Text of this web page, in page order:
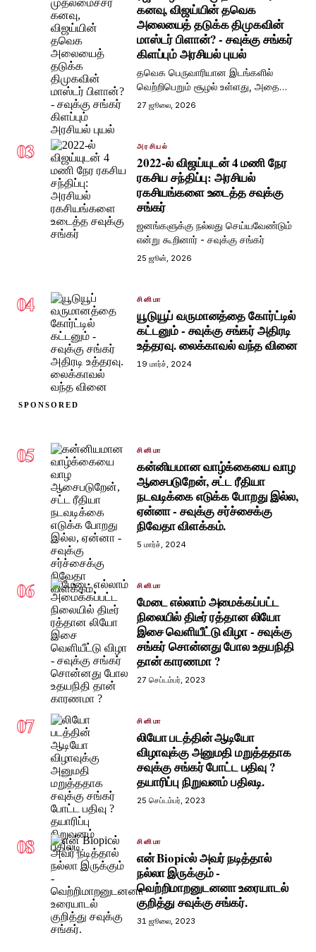
கனவு, விஜய்யின் தவெக
அலையைத் தடுக்க திமுகவின்
மாஸ்டர் பிளான்? - சவுக்கு சங்கர்
கிளப்பும் அரசியல் புயல்
தவெக பெருவாரியான இடங்களில்
வெற்றிபெறும் சூழல் உள்ளது, அதை
கலைக்க திமுக செய்யும் முயற்சிதான்
27 ஜூலை, 2026
03 அரசியல்
2022-ல் விஜய்யுடன் 4 மணி நேர
ரகசிய சந்திப்பு: அரசியல்
ரகசியங்களை உடைத்த சவுக்கு
சங்கர்
ஜனங்களுக்கு நல்லது செய்யவேண்டும்
என்று கூறினார் - சவுக்கு சங்கர்
25 ஜூன், 2026
04 சினிமா
யூடுயூப் வருமானத்தை கோர்ட்டில்
கட்டனும் - சவுக்கு சங்கர் அதிரடி
உத்தரவு. லைக்காவல் வந்த வினை
19 மார்ச், 2024
SPONSORED
05 சினிமா
கன்னியமான வாழ்க்கையை வாழ
ஆசைபடுறேன், சட்ட ரீதியா
நடவடிக்கை எடுக்க போறது இல்ல,
ஏன்னா - சவுக்கு சர்ச்சைக்கு
நிவேதா விளக்கம்.
5 மார்ச், 2024
06 சினிமா
மேடை எல்லாம் அமைக்கப்பட்ட
நிலையில் திடீர் ரத்தான லியோ
இசை வெளியீட்டு விழா - சவுக்கு
சங்கர் சொன்னது போல உதயநிதி
தான் காரணமா ?
27 செப்டம்பர், 2023
07 சினிமா
லியோ படத்தின் ஆடியோ
விழாவுக்கு அனுமதி மறுத்ததாக
சவுக்கு சங்கர் போட்ட பதிவு ?
தயாரிப்பு நிறுவனம் பதிலடி.
25 செப்டம்பர், 2023
08 சினிமா
என் Biopicல் அவர் நடித்தால்
நல்லா இருக்கும் -
வெற்றிமாறனுடனனா உரையாடல்
குறித்து சவுக்கு சங்கர்.
31 ஜூலை, 2023